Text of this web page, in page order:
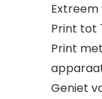
Print tot
Print
Geniet